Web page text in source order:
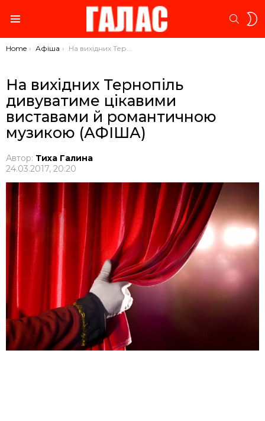
You are here:
Home Афіша На вихідних Тернопіль дивуватиме цікавими виставами й романтичною музикою (АФІША)
На вихідних Тернопіль
дивуватиме цікавими
виставами й романтичною
музикою (АФІША)
Автор: Тиха Галина
24.03.2017, 20:20